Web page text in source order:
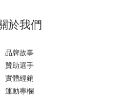
於我們
品牌故事
贊助選手
實體經銷
運動專欄